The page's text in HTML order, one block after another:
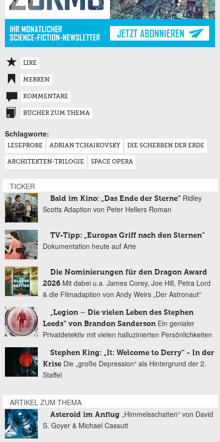
LIKE
MERKEN
KOMMENTARE
BÜCHER ZUM THEMA
Schlagworte:
LESEPROBE ADRIAN TCHAIKOVSKY DIE SCHERBEN DER ERDE
ARCHITEKTEN-TRILOGIE SPACE OPERA
TICKER
Bald im Kino: „Das Ende der Sterne“ Ridley
Scotts Adaption von Peter Hellers Roman
TV-Tipp: „Europas Griff nach den Sternen“
Dokumentation heute auf Arte
Die Nominierungen für den Dragon Award
2026 Mit dabei u.a. James Corey, Joe Hill, Petra Lord
& die Filmadaption von Andy Weirs „Der Astronaut“
„Legion – Die vielen Leben des Stephen
Leeds“ von Brandon Sanderson Ein genialer
Privatdetektiv mit vielen halluzinierten Persönlichkeiten
Stephen King: „It: Welcome to Derry“ - In der
Krise Die „große Depression“ als Hintergrund der 2.
Staffel
ARTIKEL ZUM THEMA
Asteroid im Anflug „Himmelsschatten“ von David
S. Goyer & Michael Cassutt